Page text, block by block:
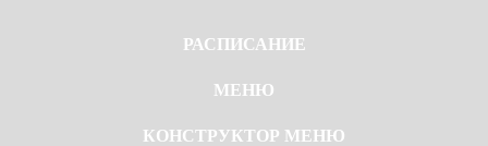
РАСПИСАНИЕ
МЕНЮ
КОНСТРУКТОР МЕНЮ